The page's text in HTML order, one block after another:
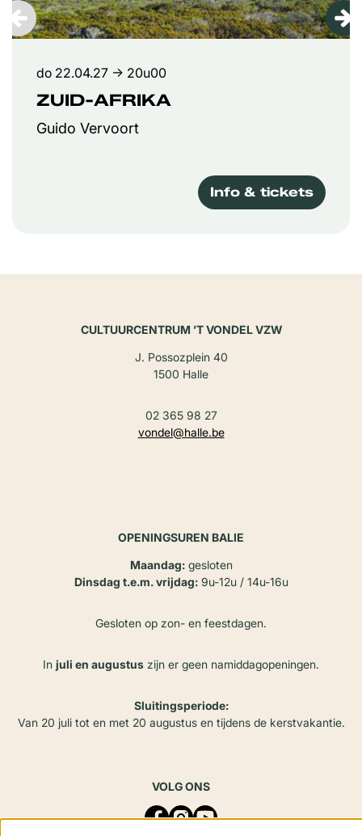
ZUID-AFRIKA
Guido Vervoort
do 22.04.27 → 20u00
Info & tickets
CULTUURCENTRUM ’T VONDEL VZW
J. Possozplein 40
1500 Halle
02 365 98 27
vondel@halle.be
OPENINGSUREN BALIE
Maandag:gesloten
Dinsdag t.e.m. vrijdag:9u-12u / 14u-16u
Gesloten op zon- en feestdagen.
In juli en augustus zijn er geen namiddagopeningen.
Sluitingsperiode:
Van 20 juli tot en met 20 augustus en tijdens de kerstvakantie.
VOLG ONS